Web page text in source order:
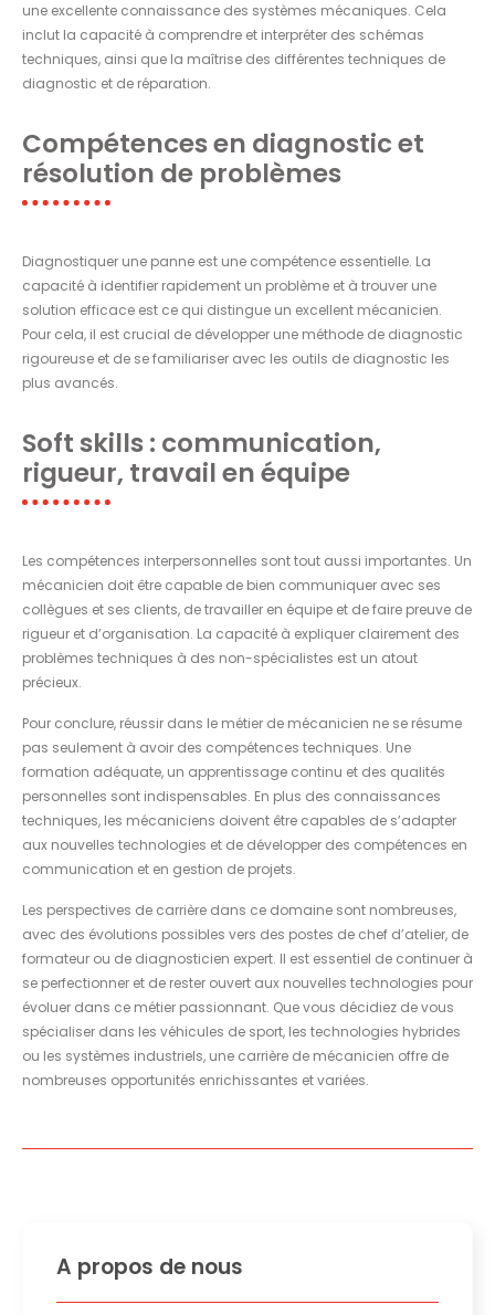
une excellente connaissance des systèmes mécaniques. Cela
inclut la capacité à comprendre et interpréter des schémas
techniques, ainsi que la maîtrise des différentes techniques de
diagnostic et de réparation.
Compétences en diagnostic et
résolution de problèmes
Diagnostiquer une panne est une compétence essentielle. La
capacité à identifier rapidement un problème et à trouver une
solution efficace est ce qui distingue un excellent mécanicien.
Pour cela, il est crucial de développer une méthode de diagnostic
rigoureuse et de se familiariser avec les outils de diagnostic les
plus avancés.
Soft skills : communication,
rigueur, travail en équipe
Les compétences interpersonnelles sont tout aussi importantes. Un
mécanicien doit être capable de bien communiquer avec ses
collègues et ses clients, de travailler en équipe et de faire preuve de
rigueur et d’organisation. La capacité à expliquer clairement des
problèmes techniques à des non-spécialistes est un atout
précieux.
Pour conclure, réussir dans le métier de mécanicien ne se résume
pas seulement à avoir des compétences techniques. Une
formation adéquate, un apprentissage continu et des qualités
personnelles sont indispensables. En plus des connaissances
techniques, les mécaniciens doivent être capables de s’adapter
aux nouvelles technologies et de développer des compétences en
communication et en gestion de projets.
Les perspectives de carrière dans ce domaine sont nombreuses,
avec des évolutions possibles vers des postes de chef d’atelier, de
formateur ou de diagnosticien expert. Il est essentiel de continuer à
se perfectionner et de rester ouvert aux nouvelles technologies pour
évoluer dans ce métier passionnant. Que vous décidiez de vous
spécialiser dans les véhicules de sport, les technologies hybrides
ou les systèmes industriels, une carrière de mécanicien offre de
nombreuses opportunités enrichissantes et variées.
A propos de nous